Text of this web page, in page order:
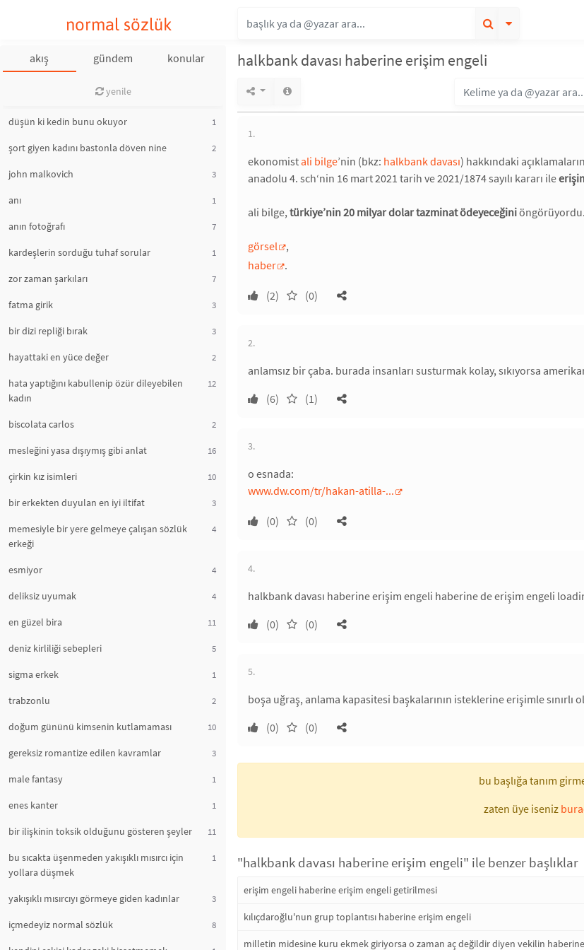
normal sözlük
akış gündem konular
yenile
düşün ki kedin bunu okuyor 1
şort giyen kadını bastonla döven nine 2
john malkovich 3
anı 1
anın fotoğrafı 7
kardeşlerin sorduğu tuhaf sorular 1
zor zaman şarkıları 7
fatma girik 3
bir dizi repliği bırak 3
hayattaki en yüce değer 2
hata yaptığını kabullenip özür dileyebilen
kadın
12
biscolata carlos 2
mesleğini yasa dışıymış gibi anlat 16
çirkin kız isimleri 10
bir erkekten duyulan en iyi iltifat 3
memesiyle bir yere gelmeye çalışan sözlük
erkeği
4
esmiyor 4
deliksiz uyumak 4
en güzel bira 11
deniz kirliliği sebepleri 5
sigma erkek 1
trabzonlu 2
doğum gününü kimsenin kutlamaması 10
gereksiz romantize edilen kavramlar 3
male fantasy 1
enes kanter 1
bir ilişkinin toksik olduğunu gösteren şeyler 11
bu sıcakta üşenmeden yakışıklı mısırcı için
yollara düşmek
1
yakışıklı mısırcıyı görmeye giden kadınlar 3
içmedeyiz normal sözlük 8
halkbank davası haberine erişim engeli
1.
ekonomistali bilge’nin (bkz: halkbank davası) hakkındaki
anadolu 4. sch‘nin 16 mart 2021 tarih ve 2021/1874 sayılı kararı ile
ali bilge,türkiye’nin 20 milyar dolar tazminat ödeyeceğiniöngörüyordu.
görsel
,
haber
.
(2) (0)
2.
anlamsız bir çaba. burada insanları susturmak kolay, sıkıyorsa
(6)
(1)
3.
o esnada:
www.dw.com/tr/hakan-atilla-...
(0) (0)
4.
halkbank davası haberine erişim engeli haberine de erişim engeli
(0)
(0)
5.
boşa uğraş, anlama kapasitesi başkalarının isteklerine erişimle
(0)
(0)
bu başlığa tanım
zaten üye iseniz
"halkbank davası haberine erişim engeli" ile benzer başlıklar
erişim engeli haberine erişim engeli getirilmesi
kılıçdaroğlu'nun grup toplantısı haberine erişim engeli
milletin midesine kuru ekmek giriyorsa o zaman aç değildir diyen vekilin haberine